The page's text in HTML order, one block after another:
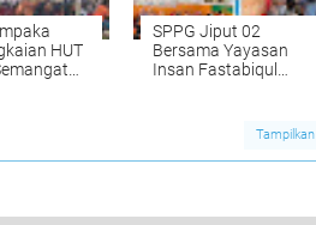
HUT
SPPG Jiput 02
Bersama Yayasan
Insan Fastabiqul
Organoleptik untuk
Pengawasan Menu
MBG
Tampilkan